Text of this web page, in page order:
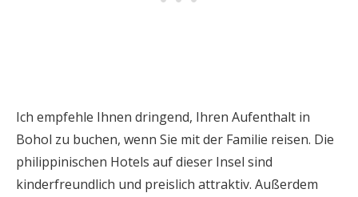
Ich empfehle Ihnen dringend, Ihren Aufenthalt in
Bohol zu buchen, wenn Sie mit der Familie reisen. Die
philippinischen Hotels auf dieser Insel sind
kinderfreundlich und preislich attraktiv. Außerdem